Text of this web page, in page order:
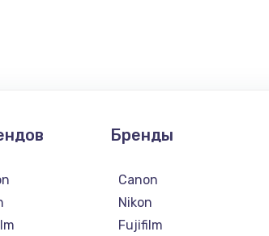
Бренды
Canon
Nikon
Fujifilm